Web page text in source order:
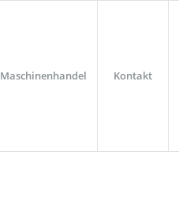
Maschinenhandel Kontakt